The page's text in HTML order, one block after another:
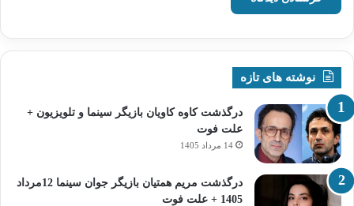
نوشته های تازه
درگذشت کاوه کاویان بازیگر سینما و تلویزیون +
علت فوت
14 مرداد 1405
درگذشت مریم همتیان بازیگر جوان سینما 12مرداد
1405 + علت فوت